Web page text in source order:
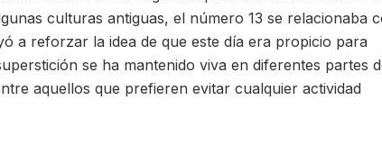
culturas antiguas, el número 13 se relacionaba
a reforzar la idea de que este día era propicio para
se ha mantenido viva en diferentes partes
aquellos que prefieren evitar cualquier actividad